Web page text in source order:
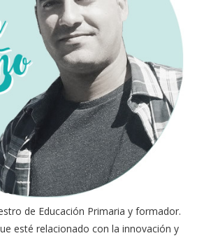
de Educación Primaria y formador.
esté relacionado con la innovación y